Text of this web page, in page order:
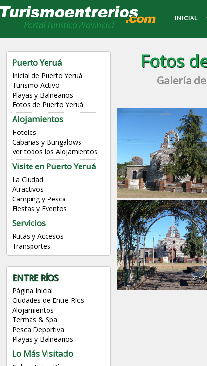
INICIAL
Puerto Yeruá
Inicial de Puerto Yeruá
Turismo Activo
Playas y Balnearios
Fotos de Puerto Yeruá
Alojamientos
Hoteles
Cabañas y Bungalows
Ver todos los Alojamientos
Visite en Puerto Yeruá
La Ciudad
Atractivos
Camping y Pesca
Fiestas y Eventos
Servicios
Rutas y Accesos
Transportes
ENTRE RÍOS
Página Inicial
Ciudades de Entre Ríos
Alojamientos
Termas & Spa
Pesca Deportiva
Playas y Balnearios
Lo Más Visitado
Fotos
Galería